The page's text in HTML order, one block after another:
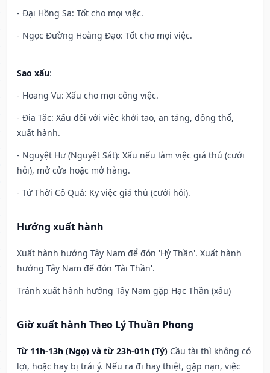
- Đại Hồng Sa: Tốt cho mọi việc.
- Ngọc Đường Hoàng Đạo: Tốt cho mọi việc.
Sao xấu:
- Hoang Vu: Xấu cho mọi công việc.
- Địa Tặc: Xấu đối với việc khởi tạo, an táng, động thổ,
xuất hành.
- Nguyệt Hư (Nguyệt Sát): Xấu nếu làm việc giá thú (cưới
hỏi), mở cửa hoặc mở hàng.
- Tứ Thời Cô Quả: Kỵ việc giá thú (cưới hỏi).
Hướng xuất hành
Xuất hành hướng Tây Nam để đón 'Hỷ Thần'. Xuất hành
hướng Tây Nam để đón 'Tài Thần'.
Tránh xuất hành hướng Tây Nam gặp Hạc Thần (xấu)
Giờ xuất hành Theo Lý Thuần Phong
Từ 11h-13h (Ngọ) và từ 23h-01h (Tý) Cầu tài thì không có
lợi, hoặc hay bị trái ý. Nếu ra đi hay thiệt, gặp nạn, việc